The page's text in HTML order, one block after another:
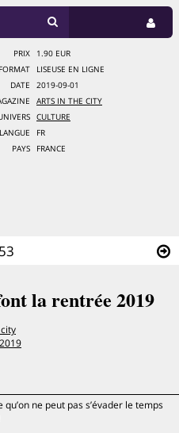
PRIX
1.90 EUR
FORMAT
LISEUSE EN LIGNE
DATE
2019-09-01
ARTS IN THE CITY
CULTURE
LANGUE
FR
PAYS
FRANCE
la rentrée 2019
ne peut pas s’évader le temps